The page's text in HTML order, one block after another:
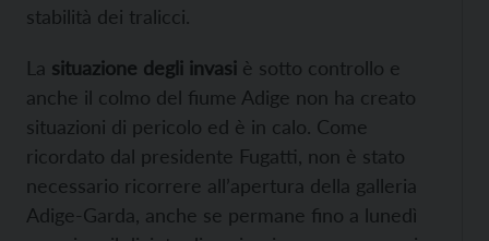
stabilità dei tralicci.
La situazione degli invasi è sotto controllo e
anche il colmo del fiume Adige non ha creato
situazioni di pericolo ed è in calo. Come
ricordato dal presidente Fugatti, non è stato
necessario ricorrere all’apertura della galleria
Adige-Garda, anche se permane fino a lunedì